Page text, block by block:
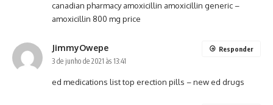
canadian pharmacy amoxicillin amoxicillin generic–
amoxicillin 800 mg price
JimmyOwepe
3 de junho de 2021 às 13:41
ed medications listtop erection pills – new ed drugs
Responder